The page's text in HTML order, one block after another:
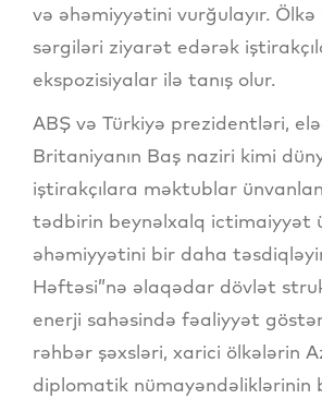
və əhəmiyyətini vurğulayır. Ölkə
sərgiləri ziyarət edərək
ekspozisiyalar ilə tanış olur.
ABŞ və Türkiyə prezidentləri,
Britaniyanın Baş naziri kimi
iştirakçılara məktublar
tədbirin beynəlxalq ictimaiyyət
əhəmiyyətini bir daha
Həftəsi”nə əlaqədar dövlət
enerji sahəsində fəaliyyət
rəhbər şəxsləri, xarici ölkələrin
diplomatik nümayəndəliklərinin